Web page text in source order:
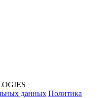
данных Политика